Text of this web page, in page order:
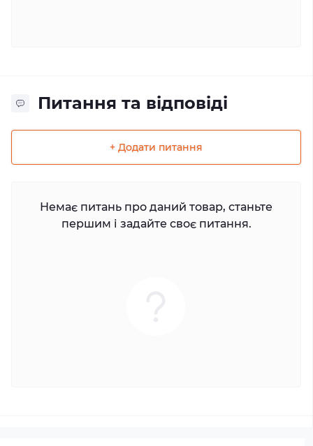
Питання та відповіді
+ Додати питання
Немає питань про даний товар, станьте
першим і задайте своє питання.